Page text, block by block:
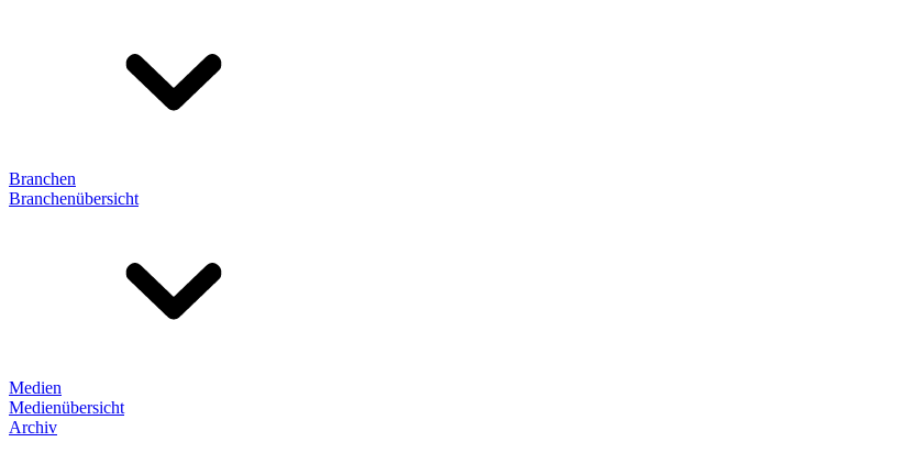
Branchen
Branchenübersicht
Medien
Medienübersicht
Archiv